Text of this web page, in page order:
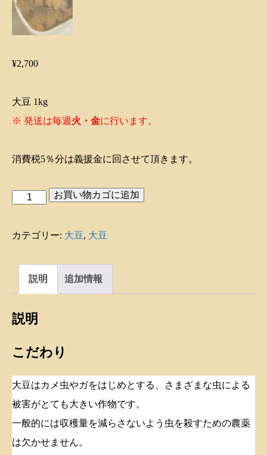
¥2,700
大豆 1kg
※ 発送は毎週火・ 金に行います。
消費税5％分は義援金に回させて頂きます。
1kg
お買い物カゴに追加
カテゴリー: 大豆, 大豆
説明 追加情報
説明
こだわり
大豆はカメ虫やガをはじめとする、さまざまな虫による
被害がとても大きい作物です。
一般的には収穫量を減らさないよう虫を殺すための農薬
は欠かせません。